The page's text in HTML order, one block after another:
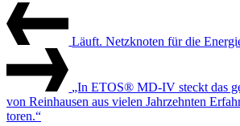
Beitrags-
NavigationLäuft. Netz­knoten für die
„In ETOS® MD-IV steckt das
von Rein­hausen aus vielen Jahr­zehnten
toren.“